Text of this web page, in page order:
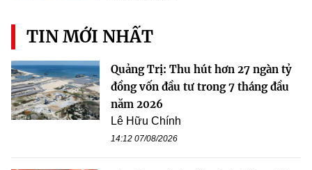
TIN MỚI NHẤT
Quảng Trị: Thu hút hơn 27 ngàn tỷ
đồng vốn đầu tư trong 7 tháng đầu
năm 2026
Lê Hữu Chính
14:12 07/08/2026